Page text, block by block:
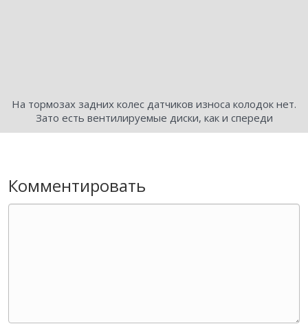
На тормозах задних колес датчиков износа колодок нет.
Зато есть вентилируемые диски, как и спереди
Комментировать